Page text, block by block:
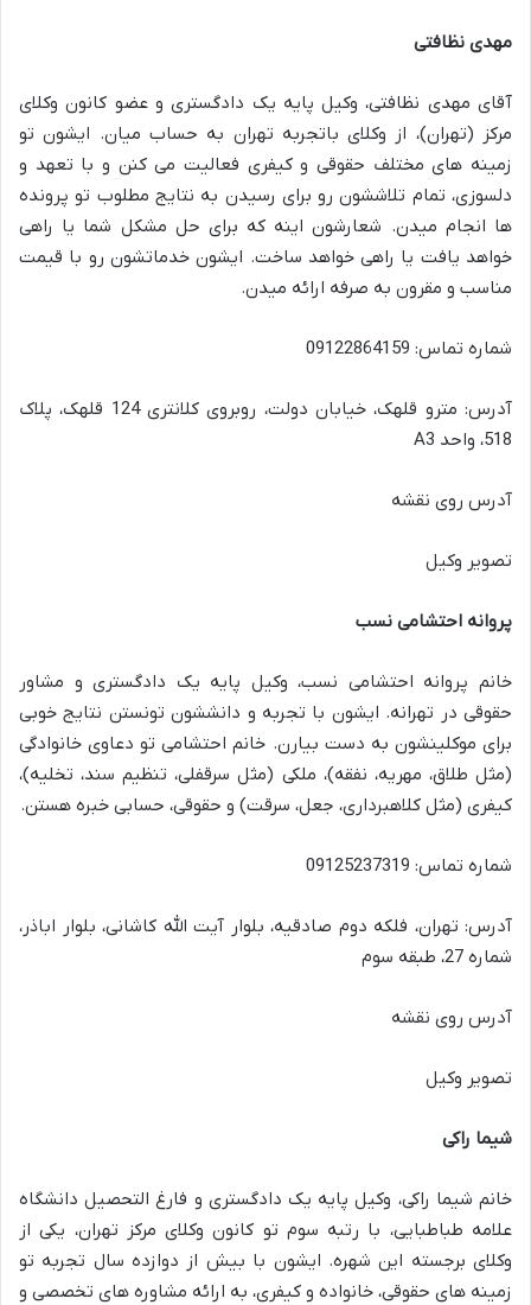
مهدی نظافتی
آقای مهدی نظافتی، وکیل پایه یک دادگستری و عضو کانون وکلای
مرکز (تهران)، از وکلای باتجربه تهران به حساب میان. ایشون تو
زمینه های مختلف حقوقی و کیفری فعالیت می کنن و با تعهد و
دلسوزی، تمام تلاششون رو برای رسیدن به نتایج مطلوب تو پرونده
ها انجام میدن. شعارشون اینه که برای حل مشکل شما یا راهی
خواهد یافت یا راهی خواهد ساخت. ایشون خدماتشون رو با قیمت
مناسب و مقرون به صرفه ارائه میدن.
شماره تماس: 09122864159
آدرس: مترو قلهک، خیابان دولت، روبروی کلانتری 124 قلهک، پلاک
518، واحد A3
آدرس روی نقشه
تصویر وکیل
پروانه احتشامی نسب
خانم پروانه احتشامی نسب، وکیل پایه یک دادگستری و مشاور
حقوقی در تهرانه. ایشون با تجربه و دانششون تونستن نتایج خوبی
برای موکلینشون به دست بیارن. خانم احتشامی تو دعاوی خانوادگی
(مثل طلاق، مهریه، نفقه)، ملکی (مثل سرقفلی، تنظیم سند، تخلیه)،
کیفری (مثل کلاهبرداری، جعل، سرقت) و حقوقی، حسابی خبره هستن.
شماره تماس: 09125237319
آدرس: تهران، فلکه دوم صادقیه، بلوار آیت الله کاشانی، بلوار اباذر،
شماره 27، طبقه سوم
آدرس روی نقشه
تصویر وکیل
شیما راکی
خانم شیما راکی، وکیل پایه یک دادگستری و فارغ التحصیل دانشگاه
علامه طباطبایی، با رتبه سوم تو کانون وکلای مرکز تهران، یکی از
وکلای برجسته این شهره. ایشون با بیش از دوازده سال تجربه تو
زمینه های حقوقی، خانواده و کیفری، به ارائه مشاوره های تخصصی و